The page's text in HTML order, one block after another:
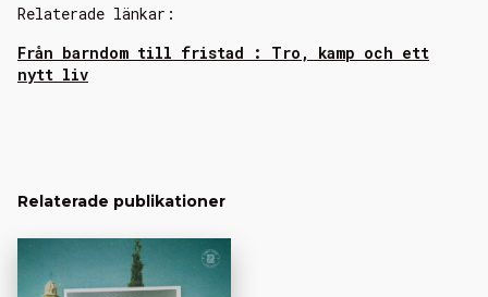
Relaterade länkar:
Från barndom till fristad : Tro, kamp och ett
nytt liv
Relaterade publikationer